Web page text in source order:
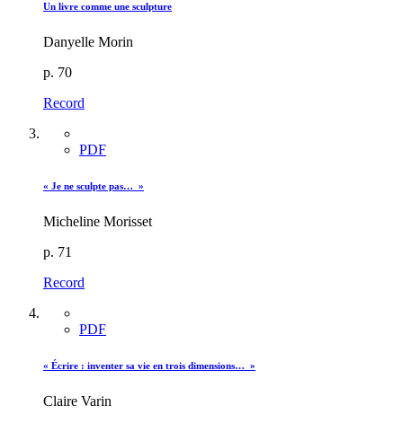
Un livre comme une sculpture
Danyelle Morin
p. 70
Record
PDF
« Je ne sculpte pas… »
Micheline Morisset
p. 71
Record
PDF
« Écrire : inventer sa vie en trois dimensions… »
Claire Varin